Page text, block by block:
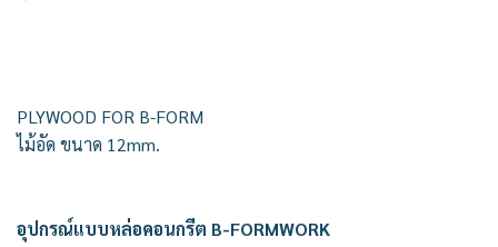
PLYWOOD FOR B-FORM
ไม้อัด ขนาด 12mm.
อุปกรณ์แบบหล่อคอนกรีต B-FORMWORK